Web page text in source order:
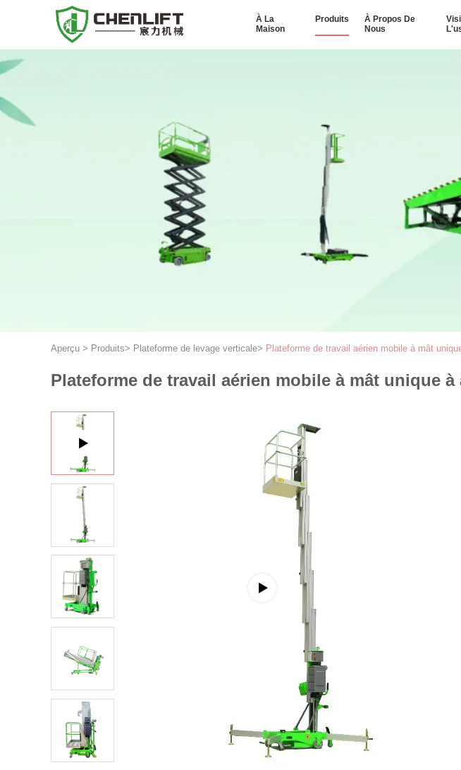
À La
Maison
Produits
À Propos De
Nous
Aperçu > Produits> Plateforme de levage verticale> Plateforme de travail aérien mobile à mât
Plateforme de travail aérien mobile à mât unique à